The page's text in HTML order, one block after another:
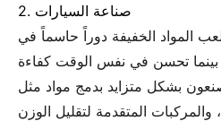
2. صناعة السيارات
المواد الخفيفة دوراً حاسماً في
بينما تحسن في نفس الوقت كفاءة
بشكل متزايد بدمج مواد مثل
والمركبات المتقدمة لتقليل الوزن